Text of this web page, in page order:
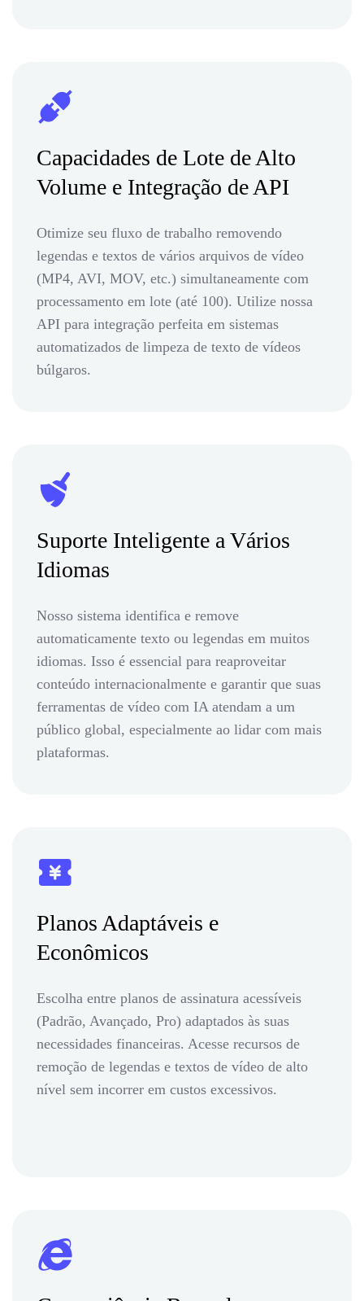
Capacidades de Lote de Alto
Volume e Integração de API
Otimize seu fluxo de trabalho removendo
legendas e textos de vários arquivos de vídeo
(MP4, AVI, MOV, etc.) simultaneamente com
processamento em lote (até 100). Utilize nossa
API para integração perfeita em sistemas
automatizados de limpeza de texto de vídeos
búlgaros.
Suporte Inteligente a Vários
Idiomas
Nosso sistema identifica e remove
automaticamente texto ou legendas em muitos
idiomas. Isso é essencial para reaproveitar
conteúdo internacionalmente e garantir que suas
ferramentas de vídeo com IA atendam a um
público global, especialmente ao lidar com mais
plataformas.
Planos Adaptáveis e
Econômicos
Escolha entre planos de assinatura acessíveis
(Padrão, Avançado, Pro) adaptados às suas
necessidades financeiras. Acesse recursos de
remoção de legendas e textos de vídeo de alto
nível sem incorrer em custos excessivos.